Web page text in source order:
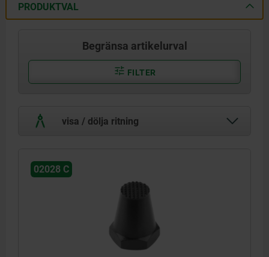
PRODUKTVAL
Begränsa artikelurval
FILTER
visa / dölja ritning
02028 C